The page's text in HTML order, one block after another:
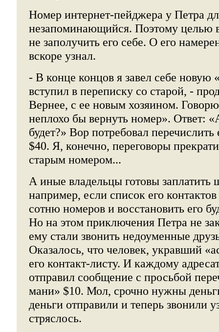
Номер интернет-пейджера у Петра
незапоминающийся. Поэтому целью
не заполучить его себе. О его
вскоре узнал.
- В конце концов я завел себе новую
вступил в переписку со старой, -
Вернее, с ее новым хозяином.
неплохо бы вернуть номер». Ответ:
будет?» Вор потребовал
$40. Я, конечно, переговоры
старым номером...
А иные владельцы готовы заплатить
например, если список его
сотню номеров и восстановить его
Но на этом приключения Петра не
ему стали звонить недоуменные
Оказалось, что человек, укравший
его контакт-листу. И каждому
отправил сообщение с просьбой
мани» $10. Мол, срочно нужны
деньги отправили и теперь звонили
стряслось.